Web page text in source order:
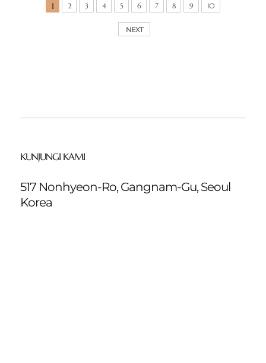
1 2 3 4 5 6 7 8 9 10
NEXT
KUNJUNGI KAMI
517 Nonhyeon-Ro, Gangnam-Gu, Seoul
Korea